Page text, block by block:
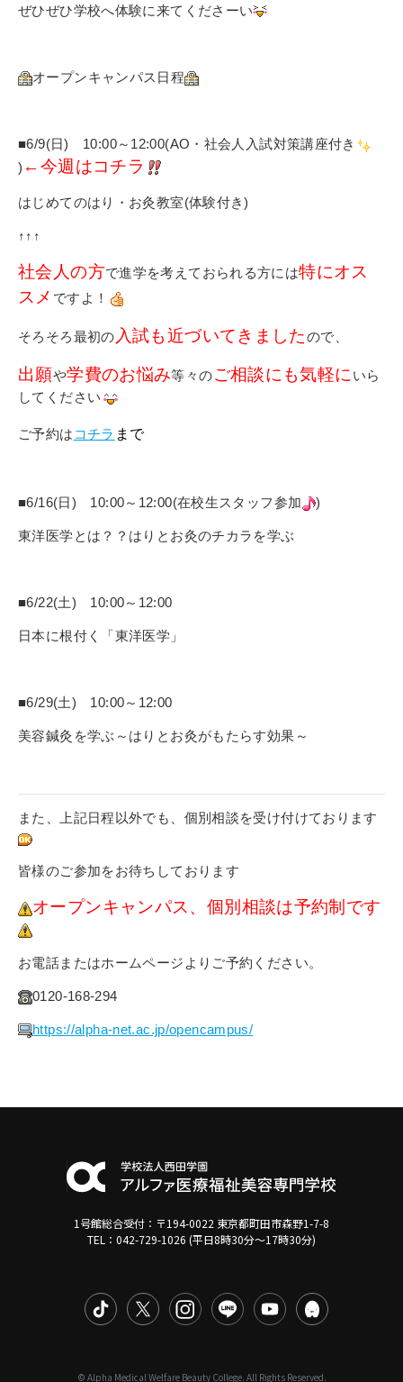
ぜひぜひ学校へ体験に来てくださーい
オープンキャンパス日程
■6/9(日) 10:00～12:00(AO・社会人入試対策講座付き
) ←今週はコチラ
はじめてのはり・お灸教室(体験付き)
↑↑↑
社会人の方で進学を考えておられる方には特にオス
スメ ですよ！
そろそろ最初の 入試も近づいてきましたので、
出願や学費のお悩み等々のご相談にも気軽に いら
してください
ご予約は コチラ まで
■6/16(日) 10:00～12:00(在校生スタッフ参加 )
東洋医学とは？？はりとお灸のチカラを学ぶ
■6/22(土) 10:00～12:00
日本に根付く「東洋医学」
■6/29(土) 10:00～12:00
美容鍼灸を学ぶ～はりとお灸がもたらす効果～
また、上記日程以外でも、個別相談を受け付けております
皆様のご参加をお待ちしております
オープンキャンパス、個別相談は予約制です
お電話またはホームページよりご予約ください。
0120-168-294
https://alpha-net.ac.jp/opencampus/
1号館総合受付：〒194-0022 東京都町田市森野1-7-8
TEL：042-729-1026 (平日8時30分〜17時30分)
© Alpha Medical Welfare Beauty College. All Rights Reserved.